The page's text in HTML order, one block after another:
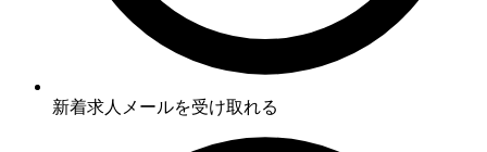
新着求人メールを受け取れる